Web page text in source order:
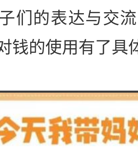
们的表达与交
钱的使用有了具